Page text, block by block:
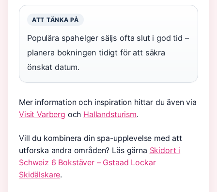
ATT TÄNKA PÅ
Populära spahelger säljs ofta slut i god tid –
planera bokningen tidigt för att säkra
önskat datum.
Mer information och inspiration hittar du även via
Visit Varberg och Hallandsturism.
Vill du kombinera din spa-upplevelse med att
utforska andra områden? Läs gärna Skidort i
Schweiz 6 Bokstäver – Gstaad Lockar
Skidälskare.